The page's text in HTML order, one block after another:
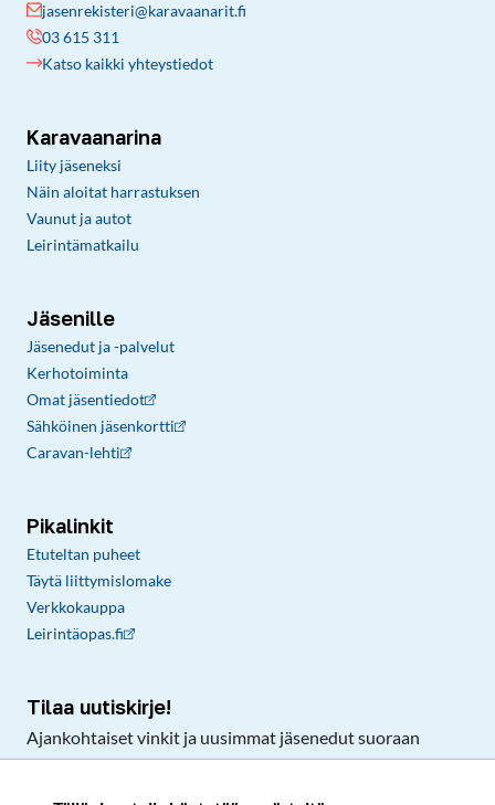
jasenrekisteri@karavaanarit.fi
03 615 311
Katso kaikki yhteystiedot
Karavaanarina
Liity jäseneksi
Näin aloitat harrastuksen
Vaunut ja autot
Leirintämatkailu
Jäsenille
Jäsenedut ja -palvelut
Kerhotoiminta
Omat jäsentiedot
Sähköinen jäsenkortti
Caravan-lehti
Pikalinkit
Etuteltan puheet
Täytä liittymislomake
Verkkokauppa
Leirintäopas.fi
Tilaa uutiskirje!
Ajankohtaiset vinkit ja uusimmat jäsenedut suoraan